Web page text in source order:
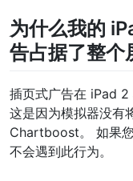
为什么我的
告占据了整个
插页式广告在 iPad 2
这是因为模拟器没有
Chartboost。 如果
不会遇到此行为。